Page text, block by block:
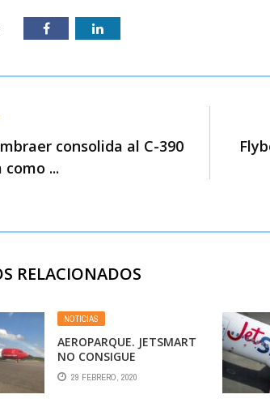
consolida al C-390
...
RELACIONADOS
NOTICIAS
AEROPARQUE. JETSMART
NO CONSIGUE
AUTORIZACIÓN PARA
REEMPLAZAR AVIONES
29 FEBRERO, 2020